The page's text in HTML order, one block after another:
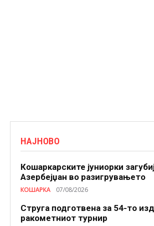
НАЈНОВО
Кошаркарските јуниорки
Азербејџан во разигрувањето
КОШАРКА 07/08/2026
Струга подготвена за 54-то
ракометниот турнир